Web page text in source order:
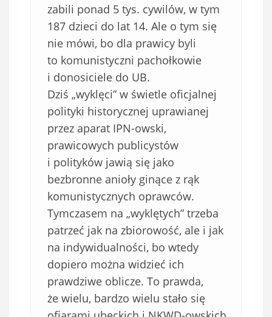
zabili ponad 5 tys. cywilów, w tym
187 dzieci do lat 14. Ale o tym się
nie mówi, bo dla prawicy byli
to komunistyczni pachołkowie
i donosiciele do UB.
Dziś „wyklęci” w świetle oficjalnej
polityki historycznej uprawianej
przez aparat IPN-owski,
prawicowych publicystów
i polityków jawią się jako
bezbronne anioły ginące z rąk
komunistycznych oprawców.
Tymczasem na „wyklętych” trzeba
patrzeć jak na zbiorowość, ale i jak
na indywidualności, bo wtedy
dopiero można widzieć ich
prawdziwe oblicze. To prawda,
że wielu, bardzo wielu stało się